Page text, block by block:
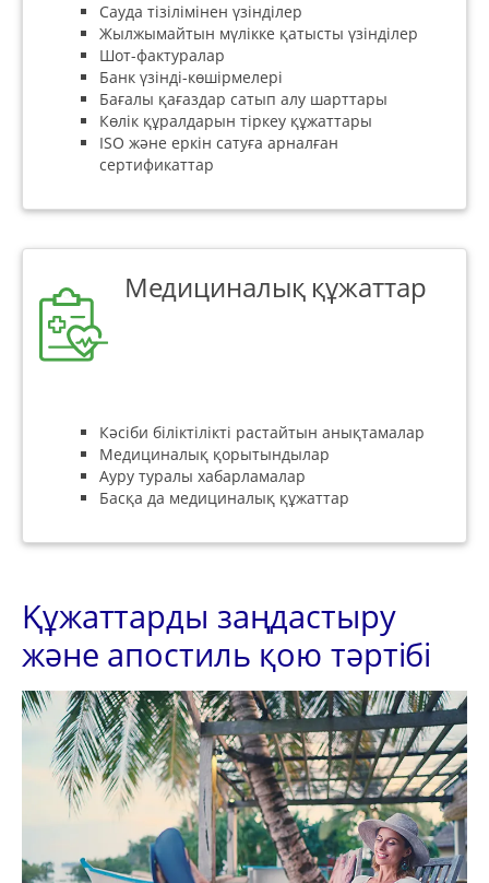
Сауда тізілімінен үзінділер
Жылжымайтын мүлікке қатысты үзінділер
Шот-фактуралар
Банк үзінді-көшірмелері
Бағалы қағаздар сатып алу шарттары
Көлік құралдарын тіркеу құжаттары
ISO және еркін сатуға арналған
сертификаттар
Медициналық құжаттар
Кәсіби біліктілікті растайтын анықтамалар
Медициналық қорытындылар
Ауру туралы хабарламалар
Басқа да медициналық құжаттар
Құжаттарды заңдастыру
және апостиль қою тәртібі